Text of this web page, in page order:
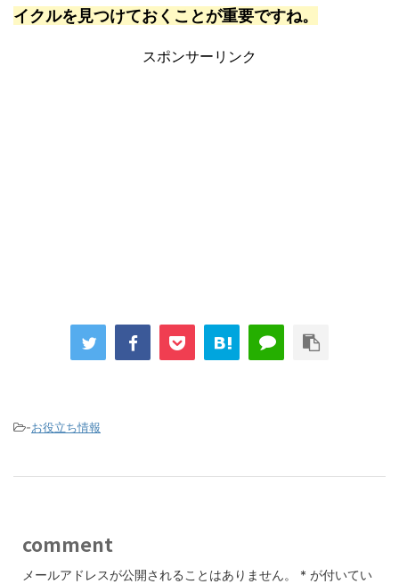
イクルを見つけておくことが重要ですね。
スポンサーリンク
-お役立ち情報
comment
メールアドレスが公開されることはありません。 * が付いてい